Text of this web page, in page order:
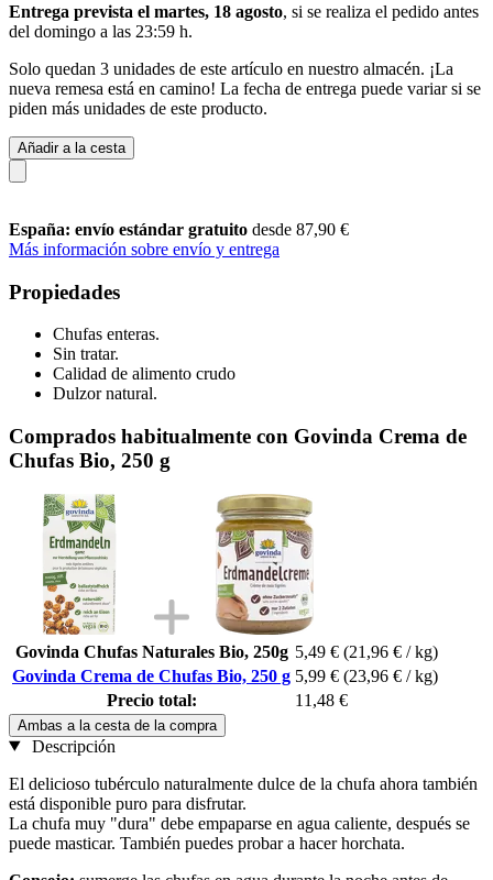
Entrega prevista el martes, 18 agosto, si se realiza el pedido antes
del domingo a las 23:59 h.
Solo quedan 3 unidades de este artículo en nuestro almacén. ¡La
nueva remesa está en camino! La fecha de entrega puede variar si se
piden más unidades de este producto.
Añadir a la cesta
España: envío estándar gratuito desde 87,90 €
Más información sobre envío y entrega
Propiedades
Chufas enteras.
Sin tratar.
Calidad de alimento crudo
Dulzor natural.
Comprados habitualmente con Govinda Crema de
Chufas Bio, 250 g
Govinda Chufas Naturales Bio, 250g 5,49 € (21,96 € / kg)
Govinda Crema de Chufas Bio, 250 g 5,99 € (23,96 € / kg)
Precio total:
11,48 €
Ambas a la cesta de la compra
Descripción
El delicioso tubérculo naturalmente dulce de la chufa ahora también
está disponible puro para disfrutar.
La chufa muy "dura" debe empaparse en agua caliente, después se
puede masticar. También puedes probar a hacer horchata.